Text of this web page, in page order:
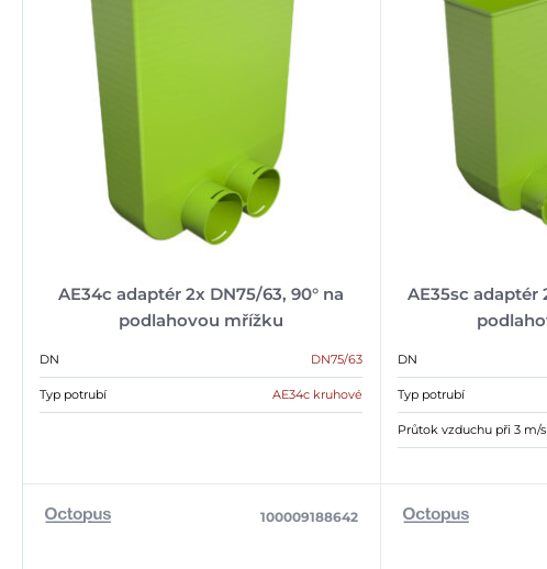
AE34c adaptér 2x DN75/63, 90° na
podlahovou mřížku
DN DN75/63
Typ potrubí AE34c kruhové
AE35sc adaptér
DN
Typ potrubí
Průtok vzduchu při 3 m/s
100009188642